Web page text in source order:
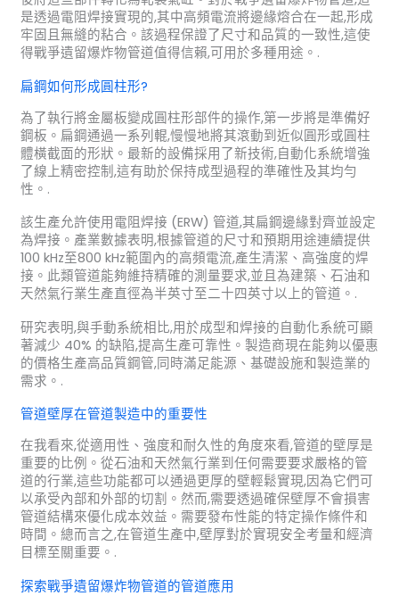
是透過電阻焊接實現的,其中高頻電流將邊緣熔合在一起,形成
牢固且無縫的粘合。該過程保證了尺寸和品質的一致性,這使
得戰爭遺留爆炸物管道值得信賴,可用於多種用途。.
扁鋼如何形成圓柱形?
為了執行將金屬板變成圓柱形部件的操作,第一步將是準備好
鋼板。扁鋼通過一系列輥,慢慢地將其滾動到近似圓形或圓柱
體橫截面的形狀。最新的設備採用了新技術,自動化系統增強
了線上精密控制,這有助於保持成型過程的準確性及其均勻
性。.
該生產允許使用電阻焊接 (ERW) 管道,其扁鋼邊緣對齊並設定
為焊接。產業數據表明,根據管道的尺寸和預期用途連續提供
100 kHz至800 kHz範圍內的高頻電流,產生清潔、高強度的焊
接。此類管道能夠維持精確的測量要求,並且為建築、石油和
天然氣行業生產直徑為半英寸至二十四英寸以上的管道。.
研究表明,與手動系統相比,用於成型和焊接的自動化系統可顯
著減少 40% 的缺陷,提高生產可靠性。製造商現在能夠以優惠
的價格生產高品質鋼管,同時滿足能源、基礎設施和製造業的
需求。.
管道壁厚在管道製造中的重要性
在我看來,從適用性、強度和耐久性的角度來看,管道的壁厚是
重要的比例。從石油和天然氣行業到任何需要要求嚴格的管
道的行業,這些功能都可以通過更厚的壁輕鬆實現,因為它們可
以承受內部和外部的切割。然而,需要透過確保壁厚不會損害
管道結構來優化成本效益。需要發布性能的特定操作條件和
時間。總而言之,在管道生產中,壁厚對於實現安全考量和經濟
目標至關重要。.
探索戰爭遺留爆炸物管道的管道應用